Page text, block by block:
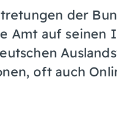
der
Amt auf seinen
oft auch